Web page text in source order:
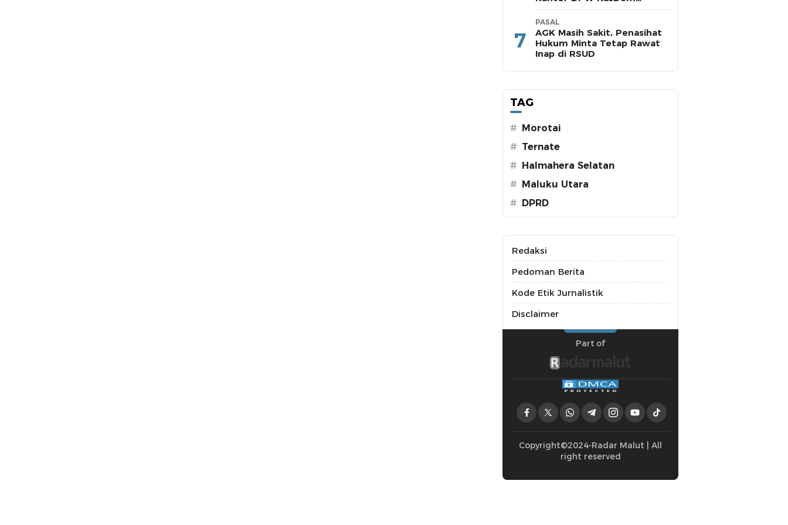
Maluku Utara
7
PASAL
AGK Masih Sakit, Penasihat
Hukum Minta Tetap Rawat
Inap di RSUD
TAG
#
Morotai
# Ternate
#
Halmahera Selatan
#
Maluku Utara
#
DPRD
Redaksi
Pedoman Berita
Kode Etik Jurnalistik
Disclaimer
Part of
Copyright©2024-Radar Malut | All
right reserved